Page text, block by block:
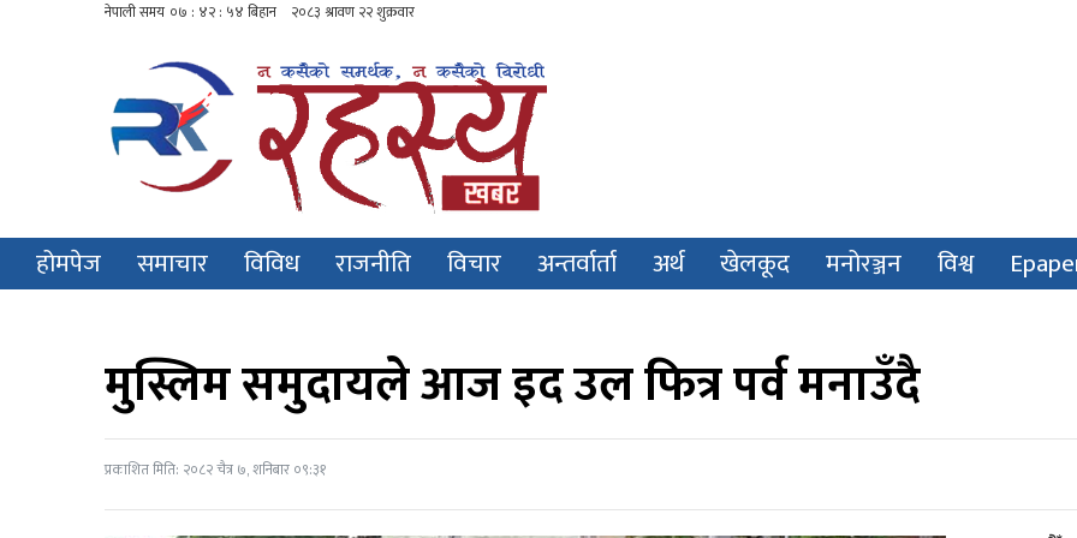
होमपेज समाचार विविध राजनीति विचार अन्तर्वार्ता अर्थ खेलकूद मनोरञ्जन विश्व
मुस्लिम समुदायले आज इद उल फित्र पर्व मनाउँदै
प्रकाशित मिति: २०८२ चैत्र ७, शनिबार ०९:३१